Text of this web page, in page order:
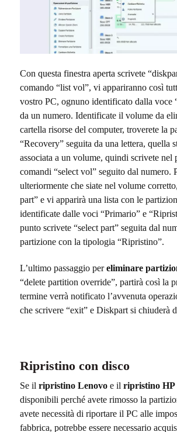
Con questa finestra aperta scrivete
comando “list vol”, vi appariranno così
vostro PC, ognuno identificato dalla voce
da un numero. Identificate il volume da
cartella risorse del computer, troverete la
“Recovery” seguita da una lettera, quella
associata a un volume, quindi scrivete nel
comandi “select vol” seguito dal numero.
ulteriormente che siate nel volume
part” e vi apparirà una lista con le
identificate dalle voci “Primario” e
punto scrivete “select part” seguita dal
partizione con la tipologia “Ripristino”.
L’ultimo passaggio pereliminare
“delete partition override”, partirà così la
termine verrà notificato l’avvenuta
che scrivere “exit” e Diskpart si chiuderà
Ripristino con disco
Se il ripristino Lenovo e il ripristino HP
disponibili perché avete rimosso la
avete necessità di riportare il PC alle
fabbrica, potrebbe essere necessario